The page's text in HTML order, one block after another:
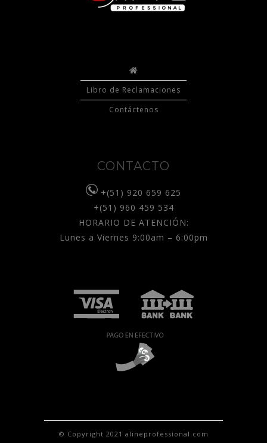
Libro de Reclamaciones
Contáctenos
CONTACTO
+(51) 920 659 625
+(51) 960 459 534
HORARIO DE ATENCIÓN:
Lunes a Viernes 9:00am – 6:00pm
© Copyright 2021 alineprofessional.com